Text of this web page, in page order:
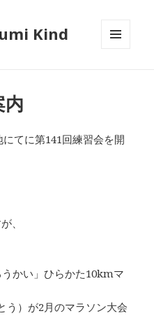
Kind
内
てに第141回練習会を開
、
かい」ひらかた10kmマ
う）が2月のマラソン大会